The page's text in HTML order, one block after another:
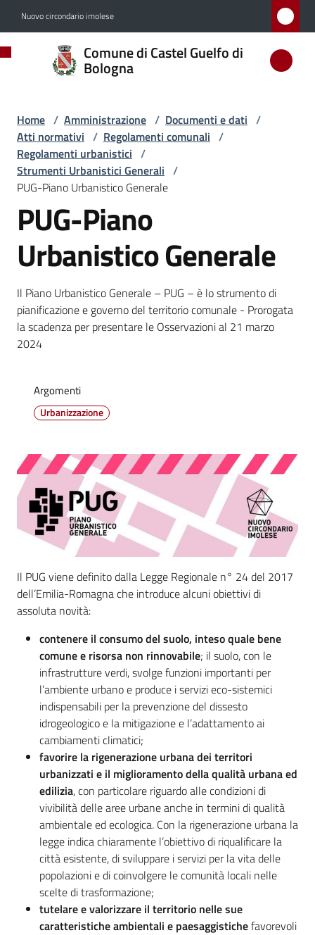
Nuovo circondario imolese
Comune di Castel Guelfo di
Bologna
Comune
di
Guelfo
di
Bologna
Amministrazione
Menu selezionato
Novità
Servizi
Vivere
Guelfo
Servizi
online
Tutti
su
Home / Amministrazione / Documenti e dati /
Atti normativi / Regolamenti comunali /
Regolamenti urbanistici /
Strumenti Urbanistici Generali /
PUG-Piano Urbanistico Generale
PUG-Piano
Urbanistico Generale
Il Piano Urbanistico Generale – PUG – è lo strumento di
pianificazione e governo del territorio comunale - Prorogata
la scadenza per presentare le Osservazioni al 21 marzo
2024
Argomenti
Urbanizzazione
Il PUG viene definito dalla Legge Regionale n° 24 del 2017
dell’Emilia-Romagna che introduce alcuni obiettivi di
assoluta novità:
contenere il consumo del suolo, inteso quale bene
comune e risorsa non rinnovabile; il suolo, con le
infrastrutture verdi, svolge funzioni importanti per
l’ambiente urbano e produce i servizi eco-sistemici
indispensabili per la prevenzione del dissesto
idrogeologico e la mitigazione e l’adattamento ai
cambiamenti climatici;
favorire la rigenerazione urbana dei territori
urbanizzati e il miglioramento della qualità urbana ed
edilizia, con particolare riguardo alle condizioni di
vivibilità delle aree urbane anche in termini di qualità
ambientale ed ecologica. Con la rigenerazione urbana la
legge indica chiaramente l’obiettivo di riqualificare la
città esistente, di sviluppare i servizi per la vita delle
popolazioni e di coinvolgere le comunità locali nelle
scelte di trasformazione;
tutelare e valorizzare il territorio nelle sue
caratteristiche ambientali e paesaggistichefavorevoli